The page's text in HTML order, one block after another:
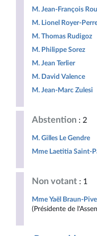
M. Jean-François
M. Lionel Royer-
M. Thomas Rudigoz
M. Philippe Sorez
M. Jean Terlier
M. David Valence
M. Jean-Marc Zulesi
Abstention : 2
M. Gilles Le Gendre
Mme Laetitia Saint-
Non votant : 1
Mme Yaël Braun-
(Présidente de